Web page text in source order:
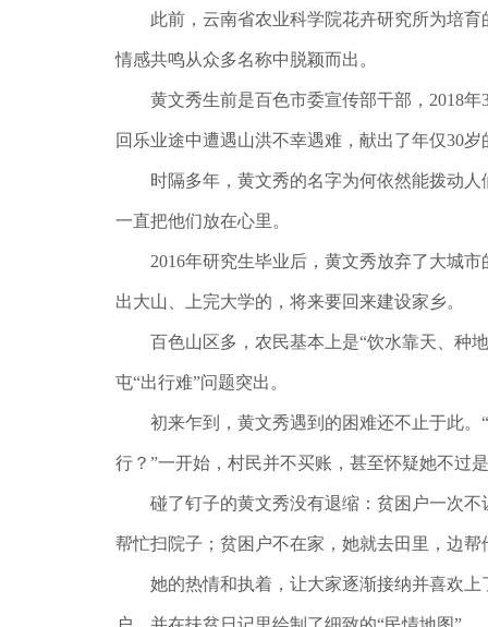
此前，云南省农业科学院花卉研究所为培育
情感共鸣从众多名称中脱颖而出。
黄文秀生前是百色市委宣传部干部，2018年3
回乐业途中遭遇山洪不幸遇难，献出了年仅30岁
时隔多年，黄文秀的名字为何依然能拨动人
一直把他们放在心里。
2016年研究生毕业后，黄文秀放弃了大城市
出大山、上完大学的，将来要回来建设家乡。
百色山区多，农民基本上是“饮水靠天、种地
屯“出行难”问题突出。
初来乍到，黄文秀遇到的困难还不止于此。“
行？”一开始，村民并不买账，甚至怀疑她不过
碰了钉子的黄文秀没有退缩：贫困户一次不
帮忙扫院子；贫困户不在家，她就去田里，边帮
她的热情和执着，让大家逐渐接纳并喜欢上